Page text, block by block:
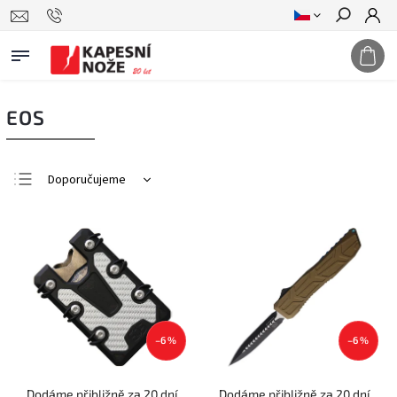
Hledat
EOS
Doporučujeme
Nejdražší
Nejprodávanější
Abecedně
–6 %
Dodáme přibližně za 20 dní
–6 %
Dodáme přibližně za 20 dní